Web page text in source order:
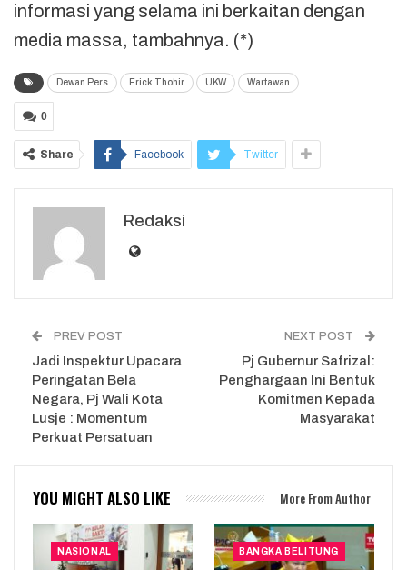
informasi yang selama ini berkaitan dengan
media massa, tambahnya. (*)
Dewan Pers Erick Thohir UKW Wartawan
0
Share Facebook Twitter
Redaksi
PREV POST
Jadi Inspektur Upacara
Peringatan Bela
Negara, Pj Wali Kota
Lusje : Momentum
Perkuat Persatuan
NEXT POST
Pj Gubernur Safrizal:
Penghargaan Ini Bentuk
Komitmen Kepada
Masyarakat
YOU MIGHT ALSO LIKE More From Author
NASIONAL BANGKA BELITUNG